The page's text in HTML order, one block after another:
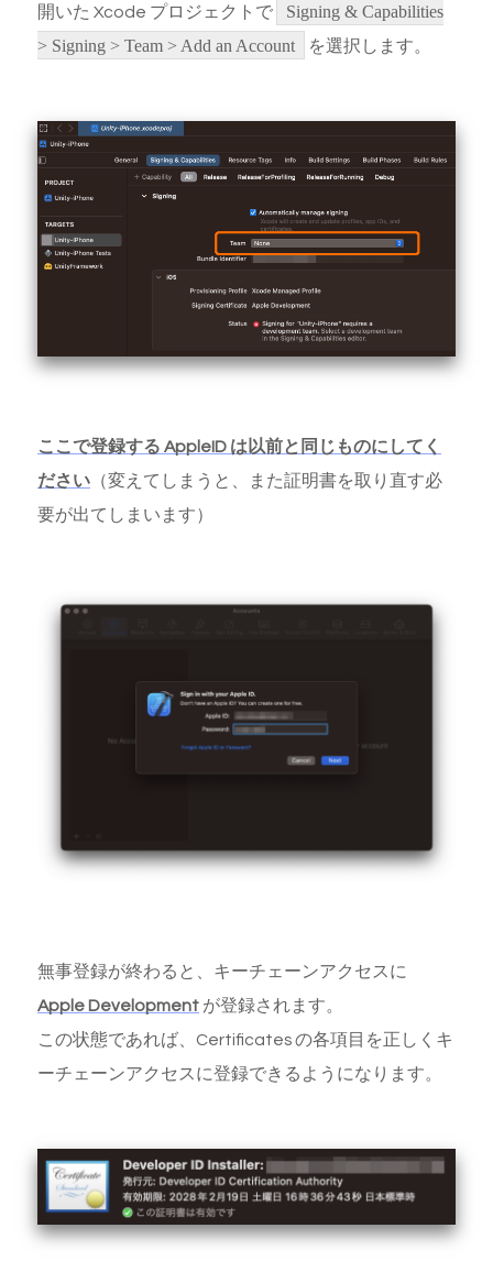
開いた Xcode プロジェクトで
Signing & Capabilities
> Signing > Team > Add an Account
を選択します。
ここで登録する AppleID は以前と同じものにしてく
ださい （変えてしまうと、また証明書を取り直す必
要が出てしまいます）
無事登録が終わると、キーチェーンアクセスに
Apple Development が登録されます。
この状態であれば、Certificates の各項目を正しくキ
ーチェーンアクセスに登録できるようになります。